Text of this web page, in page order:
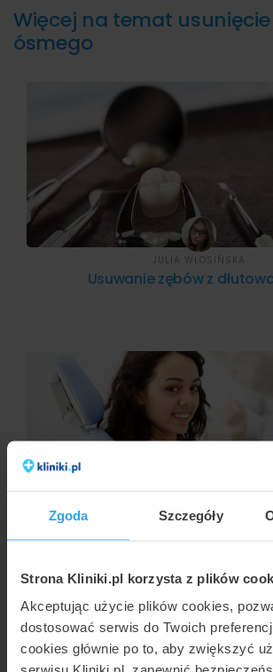
Zgoda Szczegóły
Strona Kliniki.pl korzysta z plików
Akceptując użycie plików cookies,
dostosować serwis do Twoich
cookies głównie po to, aby zwiększyć
Więcej na temat
ósmego
Usuwanie zębów z
JULIA WŁOSIŃSKA
Zabieg podniesienia dna zatoki